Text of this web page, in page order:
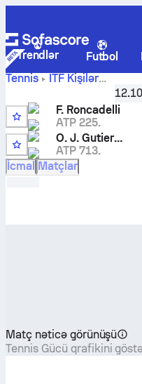
Trendlər Futbol
Tennis
ITF Kişilər
Lima, Singles M-ITF-
Roncadelli-Oscar Jose
mübarizə nəticələri
F. Roncadelli
ATP 225.
O. J. Gutierrez
ATP 713.
İcmal Matçlar
Matç nəticə görünüşü
Tennis Gücü qrafikini